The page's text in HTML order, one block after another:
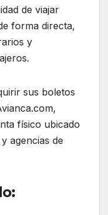
de viajar
forma directa,
y
sus boletos
físico ubicado
agencias de